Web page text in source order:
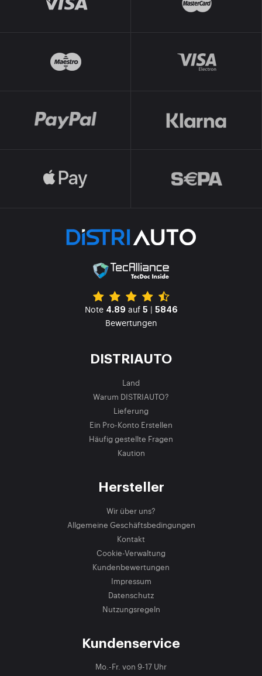
Note 4.89 auf 5 | 5846
Bewertungen
DISTRIAUTO
Land
Warum DISTRIAUTO?
Lieferung
Ein Pro-Konto Erstellen
Häufig gestellte Fragen
Kaution
Hersteller
Wir über uns?
Allgemeine Geschäftsbedingungen
Kontakt
Cookie-Verwaltung
Kundenbewertungen
Impressum
Datenschutz
Nutzungsregeln
Kundenservice
Mo.-Fr. von 9-17 Uhr